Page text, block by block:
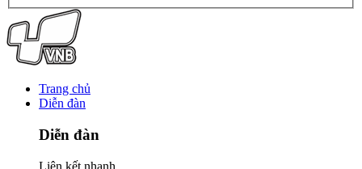
Trang chủ
Diễn đàn
Diễn đàn
Liên kết nhanh